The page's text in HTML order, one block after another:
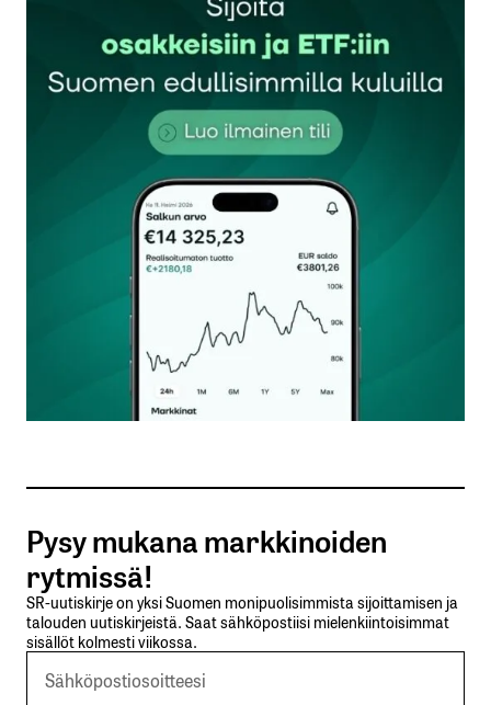
itsestään vastenmielisen kuvan. yrittäjäx
Harri Lammi
18.1.2017 at 20:50
Näin juuri. Ihmeellistä tässä Chempolis-kohussa on
se, että kukaan ei ole voinut millään tavalla osoittaa
että pääministeri olisi oleellisesti vaikuttanut
yhtiön saamaan aiesopimukseen. Tuon
aiesopimuksen ensimmäinen versio on
allekirjoitettu jo ennen Sipilän pääministerikautta.
Jonkun pitäisi osoittaa tuo tieto vääräksi, jotta tässä
olisi kyse mistään väärinkäytöksestä.
Sinänsä on tärkeää että lehdistö toimii vallan
Vastaa
Pysy mukana markkinoiden
rytmissä!
SR-uutiskirje on yksi Suomen monipuolisimmista sijoittamisen ja
talouden uutiskirjeistä. Saat sähköpostiisi mielenkiintoisimmat
sisällöt kolmesti viikossa.